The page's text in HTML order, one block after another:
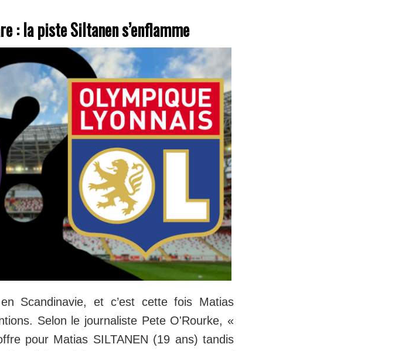
: la piste Siltanen s’enflamme
Scandinavie, et c’est cette fois Matias
Selon le journaliste Pete O'Rourke, «
pour Matias SILTANEN (19 ans) tandis